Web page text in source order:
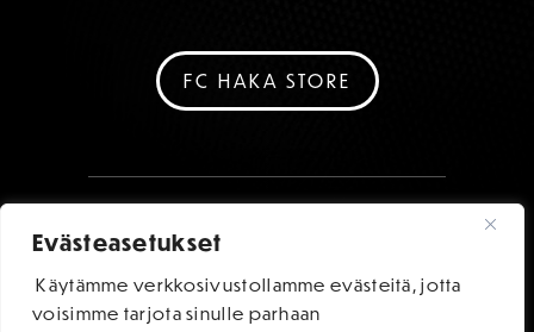
Evästeasetukset
Käytämme verkkosivustollamme evästeitä, jotta
voisimme tarjota sinulle parhaan
FC HAKA STORE